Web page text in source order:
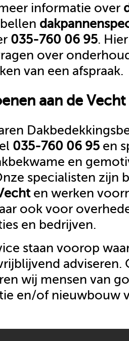
informatie over
dakpannen
035-760 06 95.
over
van een afspraak.
aan de Vecht
035-760 06 95 en
en
specialisten zijn
en werken
ook voor
en bedrijven.
staan voorop
adviseren.
wij mensen van
en/of nieuwbouw